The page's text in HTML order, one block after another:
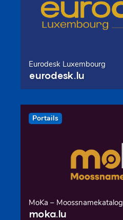
Eurodesk Luxembourg
eurodesk.lu
Portails
MoKa – Moossnamekatalog
moka.lu